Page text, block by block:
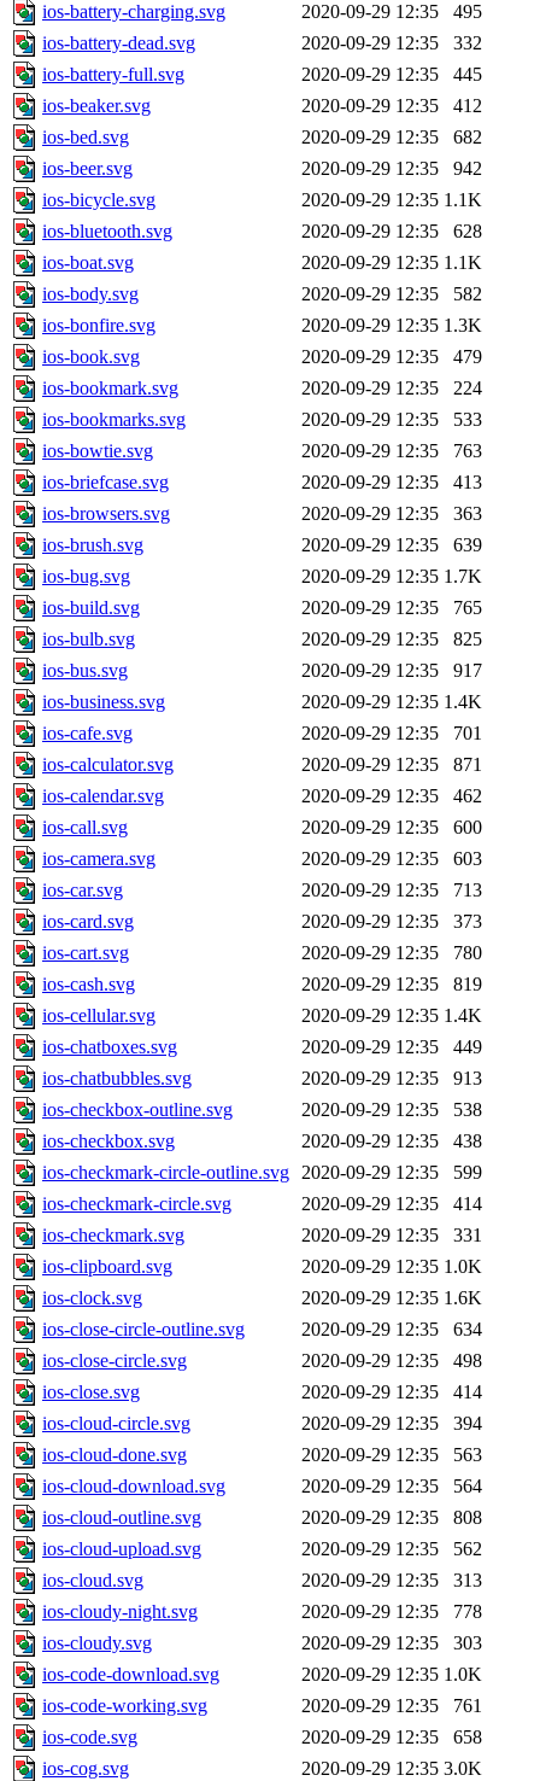
ios-battery-charging.svg
2020-09-29 12:35
495
ios-battery-dead.svg
2020-09-29 12:35
332
ios-battery-full.svg
2020-09-29 12:35
445
ios-beaker.svg
2020-09-29 12:35
412
ios-bed.svg
2020-09-29 12:35
682
ios-beer.svg
2020-09-29 12:35
942
ios-bicycle.svg
2020-09-29 12:35 1.1K
ios-bluetooth.svg
2020-09-29 12:35
628
ios-boat.svg
2020-09-29 12:35 1.1K
ios-body.svg
2020-09-29 12:35
582
ios-bonfire.svg
2020-09-29 12:35 1.3K
ios-book.svg
2020-09-29 12:35
479
ios-bookmark.svg
2020-09-29 12:35
224
ios-bookmarks.svg
2020-09-29 12:35
533
ios-bowtie.svg
2020-09-29 12:35
763
ios-briefcase.svg
2020-09-29 12:35
413
ios-browsers.svg
2020-09-29 12:35
363
ios-brush.svg
2020-09-29 12:35
639
ios-bug.svg
2020-09-29 12:35 1.7K
ios-build.svg
2020-09-29 12:35
765
ios-bulb.svg
2020-09-29 12:35
825
ios-bus.svg
2020-09-29 12:35
917
ios-business.svg
2020-09-29 12:35 1.4K
ios-cafe.svg
2020-09-29 12:35
701
ios-calculator.svg
2020-09-29 12:35
871
ios-calendar.svg
2020-09-29 12:35
462
ios-call.svg
2020-09-29 12:35
600
ios-camera.svg
2020-09-29 12:35
603
ios-car.svg
2020-09-29 12:35
713
ios-card.svg
2020-09-29 12:35
373
ios-cart.svg
2020-09-29 12:35
780
ios-cash.svg
2020-09-29 12:35
819
ios-cellular.svg
2020-09-29 12:35 1.4K
ios-chatboxes.svg
2020-09-29 12:35
449
ios-chatbubbles.svg
2020-09-29 12:35
913
ios-checkbox-outline.svg
2020-09-29 12:35
538
ios-checkbox.svg
2020-09-29 12:35
438
ios-checkmark-circle-outline.svg 2020-09-29 12:35
599
ios-checkmark-circle.svg
2020-09-29 12:35
414
ios-checkmark.svg
2020-09-29 12:35
331
ios-clipboard.svg
2020-09-29 12:35 1.0K
ios-clock.svg
2020-09-29 12:35 1.6K
ios-close-circle-outline.svg
2020-09-29 12:35
634
ios-close-circle.svg
2020-09-29 12:35
498
ios-close.svg
2020-09-29 12:35
414
ios-cloud-circle.svg
2020-09-29 12:35
394
ios-cloud-done.svg
2020-09-29 12:35
563
ios-cloud-download.svg
2020-09-29 12:35
564
ios-cloud-outline.svg
2020-09-29 12:35
808
ios-cloud-upload.svg
2020-09-29 12:35
562
ios-cloud.svg
2020-09-29 12:35
313
ios-cloudy-night.svg
2020-09-29 12:35
778
ios-cloudy.svg
2020-09-29 12:35
303
ios-code-download.svg
2020-09-29 12:35 1.0K
ios-code-working.svg
2020-09-29 12:35
761
ios-code.svg
2020-09-29 12:35
658
ios-cog.svg
2020-09-29 12:35 3.0K